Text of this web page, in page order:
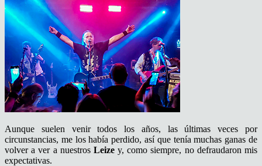
Aunque suelen venir todos los años, las últimas veces por
circunstancias, me los había perdido, así que tenía muchas ganas de
volver a ver a nuestros Leizey, como siempre, no defraudaron mis
expectativas.